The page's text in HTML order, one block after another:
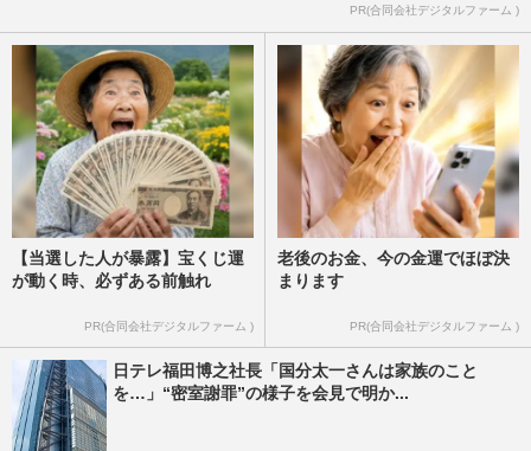
PR(合同会社デジタルファーム )
【当選した人が暴露】宝くじ運
が動く時、必ずある前触れ
PR(合同会社デジタルファーム )
老後のお金、今の金運でほぼ決
まります
PR(合同会社デジタルファーム )
日テレ福田博之社長「国分太一さんは家族のこと
を…」“密室謝罪”の様子を会見で明か...